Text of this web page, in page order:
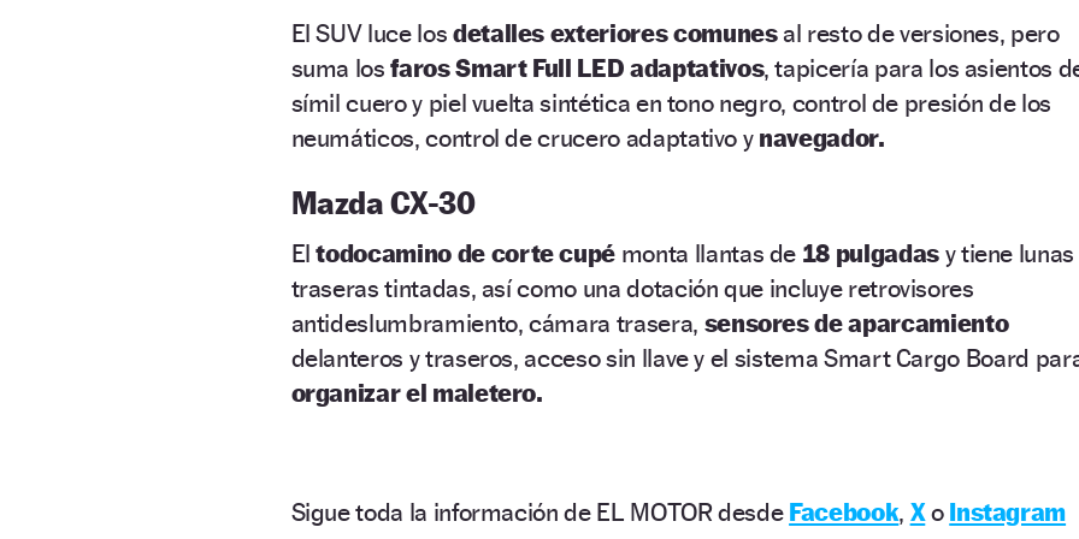
El SUV luce los detalles exteriores comunesal resto de versiones, pero
suma losfaros Smart Full LED adaptativos, tapicería para los asientos
símil cuero y piel vuelta sintética en tono negro, control de presión de los
neumáticos, control de crucero adaptativo y navegador.
Mazda CX-30
Eltodocamino de corte cupé monta llantas de 18 pulgadas y tiene lunas
traseras tintadas, así como una dotación que incluye retrovisores
antideslumbramiento, cámara trasera, sensores de aparcamiento
delanteros y traseros, acceso sin llave y el sistema Smart Cargo Board
organizar el maletero.
Sigue toda la información de EL MOTOR desde Facebook, Xo Instagram